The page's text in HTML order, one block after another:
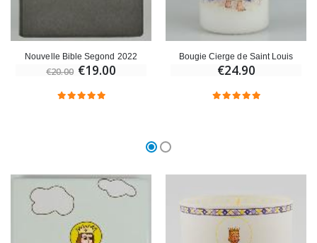
Nouvelle Bible Segond 2022
€20.00 €19.00
Bougie Cierge de Saint Louis
€24.90